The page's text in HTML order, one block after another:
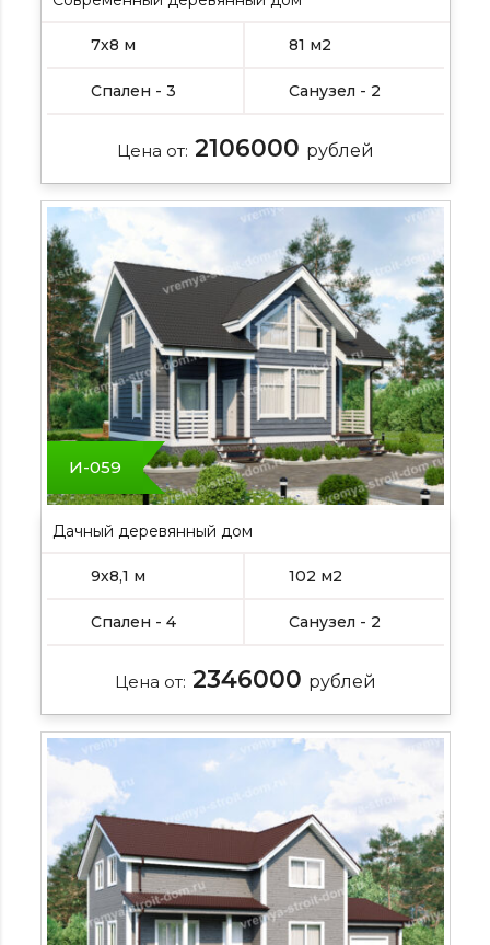
7х8 м 81 м2
Спален - 3 Санузел - 2
Цена от: 2106000 рублей
И-059
Дачный деревянный дом
9х8,1 м 102 м2
Спален - 4 Санузел - 2
Цена от: 2346000 рублей